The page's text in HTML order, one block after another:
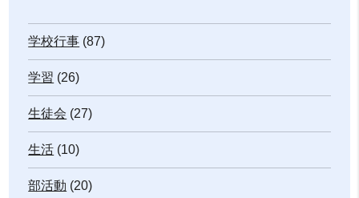
学校行事 (87)
学習 (26)
生徒会 (27)
生活 (10)
部活動 (20)